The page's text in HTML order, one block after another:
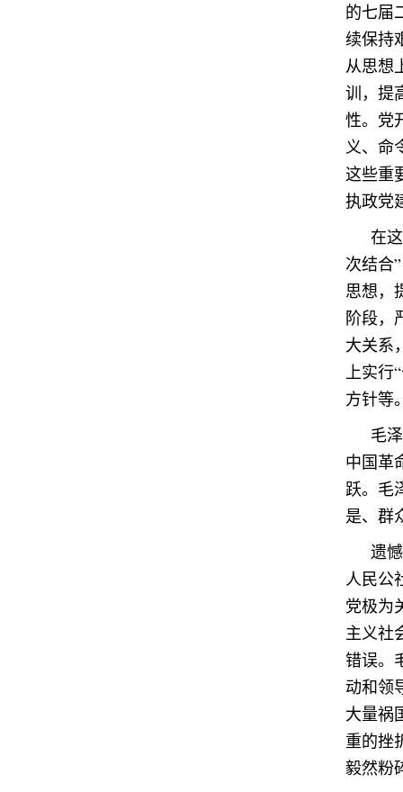
的七届
续保持
从思想
训，提
性。党
义、命
这些重
执政党
在
次结合
思想，
阶段，
大关系
上实行
方针等
毛
中国革
跃。毛
是、群
遗
人民公
党极为
主义社
错误。
动和领
大量祸
重的挫
毅然粉